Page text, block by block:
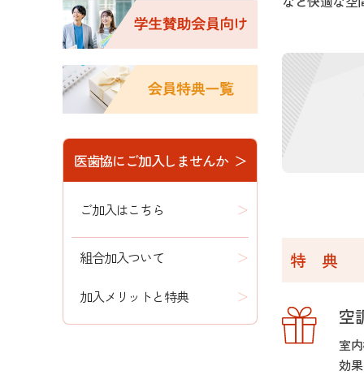
医歯協にご加入しませんか ＞
ご加入はこちら
組合加入ついて
加入メリットと特典
特 典
空
室
効